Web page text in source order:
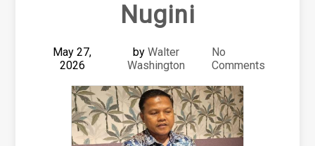
Nugini
May 27,
2026
by Walter
Washington
No
Comments